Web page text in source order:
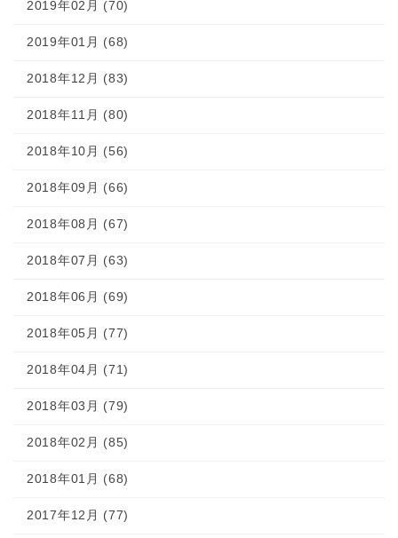
2019年02月 (70)
2019年01月 (68)
2018年12月 (83)
2018年11月 (80)
2018年10月 (56)
2018年09月 (66)
2018年08月 (67)
2018年07月 (63)
2018年06月 (69)
2018年05月 (77)
2018年04月 (71)
2018年03月 (79)
2018年02月 (85)
2018年01月 (68)
2017年12月 (77)